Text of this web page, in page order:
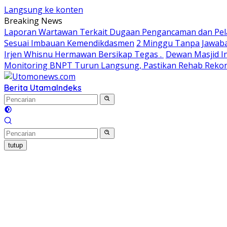
Langsung ke konten
Breaking News
Laporan Wartawan Terkait Dugaan Pengancaman dan
Sesuai Imbauan Kemendikdasmen 2 Minggu Tanpa
Irjen Whisnu Hermawan Bersikap Tegas . Dewan Masjid
Monitoring BNPT Turun Langsung, Pastikan Rehab
Berita UtamaIndeks
tutup